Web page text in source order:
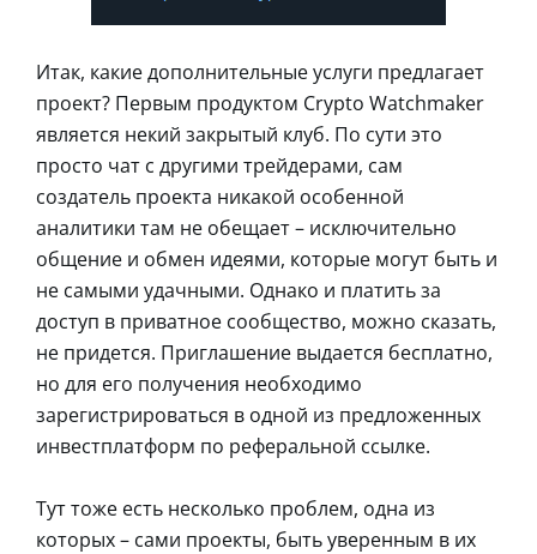
Итак, какие дополнительные услуги предлагает
проект? Первым продуктом Crypto Watchmaker
является некий закрытый клуб. По сути это
просто чат с другими трейдерами, сам
создатель проекта никакой особенной
аналитики там не обещает – исключительно
общение и обмен идеями, которые могут быть и
не самыми удачными. Однако и платить за
доступ в приватное сообщество, можно сказать,
не придется. Приглашение выдается бесплатно,
но для его получения необходимо
зарегистрироваться в одной из предложенных
инвестплатформ по реферальной ссылке.
Тут тоже есть несколько проблем, одна из
которых – сами проекты, быть уверенным в их